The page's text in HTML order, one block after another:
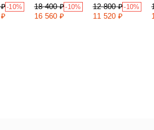
₽-10%
18 400 ₽
16 560 ₽
-10%
12 800 ₽
11 520 ₽
-10%